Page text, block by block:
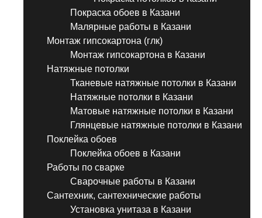
Покраска обоев в Казани
Малярные работы в Казани
Монтаж гипсокартона (глк)
Монтаж гипсокартона в Казани
Натяжные потолки
Тканевые натяжные потолки в Казани
Натяжные потолки в Казани
Матовые натяжные потолки в Казани
Глянцевые натяжные потолки в Казани
Поклейка обоев
Поклейка обоев в Казани
Работы по сварке
Сварочные работы в Казани
Сантехник, сантехнические работы
Установка унитаза в Казани